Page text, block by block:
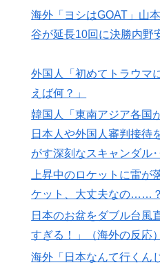
海外「ヨシはGOAT」山
谷が延長10回に決勝内野
外国人「初めてトラウマ
えば何？」
韓国人「東南アジア各国
日本人や外国人審判接待
がす深刻なスキャンダル‥
上昇中のロケットに雷が
ケット、大丈夫なの……？
日本のお盆をダブル台
すぎる！」（海外の反応）
海外「日本なんて行くん